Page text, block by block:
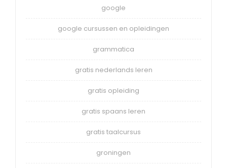
google
google cursussen en opleidingen
grammatica
gratis nederlands leren
gratis opleiding
gratis spaans leren
gratis taalcursus
groningen